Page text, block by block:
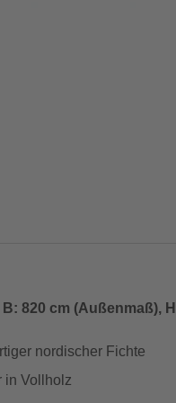
820 cm (Außenmaß),
nordischer Fichte
in Vollholz